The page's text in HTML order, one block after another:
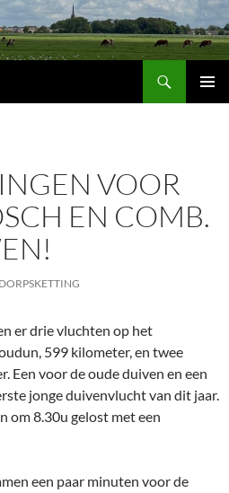
VOOR
EN COMB.
er drie vluchten op het
599 kilometer, en twee
Een voor de oude duiven en een
jonge duivenvlucht van dit jaar.
om 8.30u gelost met een
een paar minuten voor de